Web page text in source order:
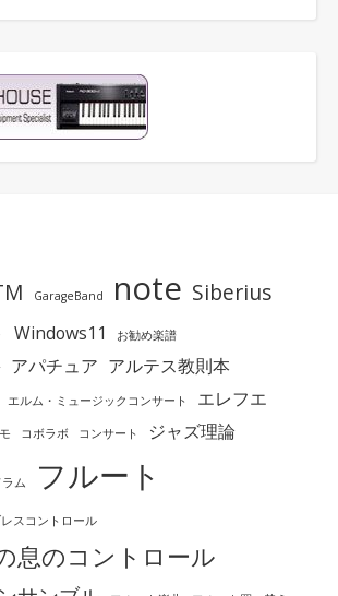
GarageBand note Siberius
Windows11 お勧め楽譜
アパチュア アルテス教則本
エルム・ミュージックコンサート エレフエ
コボラボ コンサート ジャズ理論
ラム フルート
スコントロール
息のコントロール